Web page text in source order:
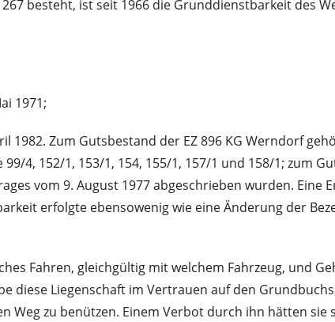
besteht, ist seit 1966 die Grunddienstbarkeit des
1971;
1982. Zum Gutsbestand der EZ 896 KG Werndorf
4, 152/1, 153/1, 154, 155/1, 157/1 und 158/1; zum
vom 9. August 1977 abgeschrieben wurden.
erfolgte ebensowenig wie eine Änderung der
Fahren, gleichgültig mit welchem Fahrzeug, und
diese Liegenschaft im Vertrauen auf den
Weg zu benützen. Einem Verbot durch ihn hätten